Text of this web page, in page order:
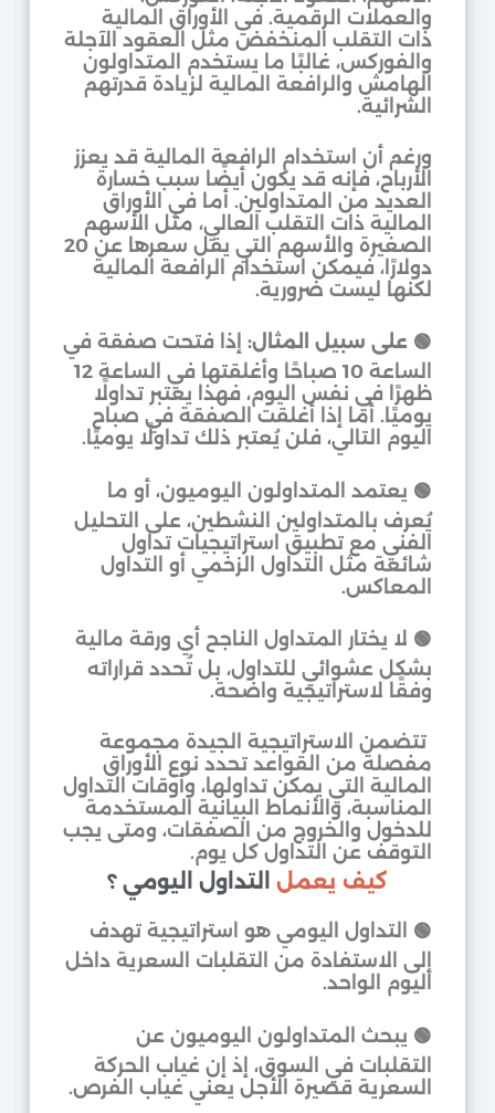
والعملات الرقمية. في الأوراق المالية
ذات التقلب المنخفض مثل العقود الآجلة
والفوركس، غالبًا ما يستخدم المتداولون
الهامش والرافعة المالية لزيادة قدرتهم
الشرائية.
ورغم أن استخدام الرافعة المالية قد يعزز
الأرباح، فإنه قد يكون أيضًا سبب خسارة
العديد من المتداولين. أما في الأوراق
المالية ذات التقلب العالي، مثل الأسهم
الصغيرة والأسهم التي يقل سعرها عن 20
دولارًا، فيمكن استخدام الرافعة المالية
لكنها ليست ضرورية.
🟢 على سبيل المثال: إذا فتحت صفقة في
الساعة 10 صباحًا وأغلقتها في الساعة 12
ظهرًا في نفس اليوم، فهذا يعتبر تداولًا
يوميًا. أما إذا أغلقت الصفقة في صباح
اليوم التالي، فلن يُعتبر ذلك تداولًا يوميًا.
🟢 يعتمد المتداولون اليوميون، أو ما
يُعرف بالمتداولين النشطين، على التحليل
الفني مع تطبيق استراتيجيات تداول
شائعة مثل التداول الزخمي أو التداول
المعاكس.
🟢 لا يختار المتداول الناجح أي ورقة مالية
بشكل عشوائي للتداول، بل تُحدد قراراته
وفقًا لاستراتيجية واضحة.
تتضمن الاستراتيجية الجيدة مجموعة
مفصلة من القواعد تحدد نوع الأوراق
المالية التي يمكن تداولها، وأوقات التداول
المناسبة، والأنماط البيانية المستخدمة
للدخول والخروج من الصفقات، ومتى يجب
التوقف عن التداول كل يوم.
كيف يعمل التداول اليومي ؟
🟢 التداول اليومي هو استراتيجية تهدف
إلى الاستفادة من التقلبات السعرية داخل
اليوم الواحد.
🟢 يبحث المتداولون اليوميون عن
التقلبات في السوق، إذ إن غياب الحركة
السعرية قصيرة الأجل يعني غياب الفرص.